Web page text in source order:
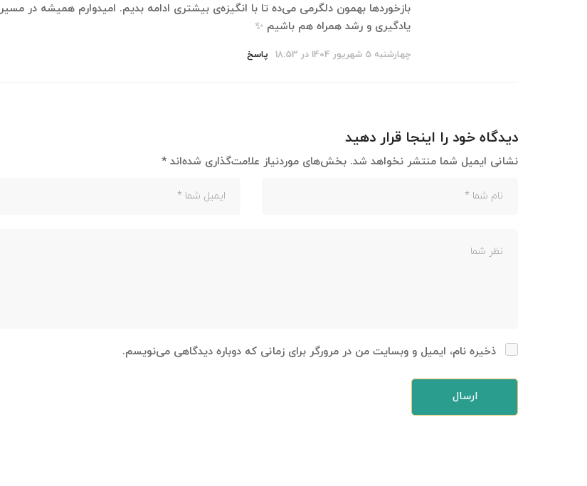
بازخوردها بهمون دلگرمی می‌ده تا با انگیزه‌ی بیشتری ادامه بدیم. امیدوارم همیشه در مسیر
یادگیری و رشد همراه هم باشیم ✨
چهارشنبه 5 شهریور 1404 در 18:53 پاسخ
دیدگاه خود را اینجا قرار دهید
نشانی ایمیل شما منتشر نخواهد شد. بخش‌های موردنیاز علامت‌گذاری شده‌اند *
ذخیره نام، ایمیل و وبسایت من در مرورگر برای زمانی که دوباره دیدگاهی می‌نویسم.